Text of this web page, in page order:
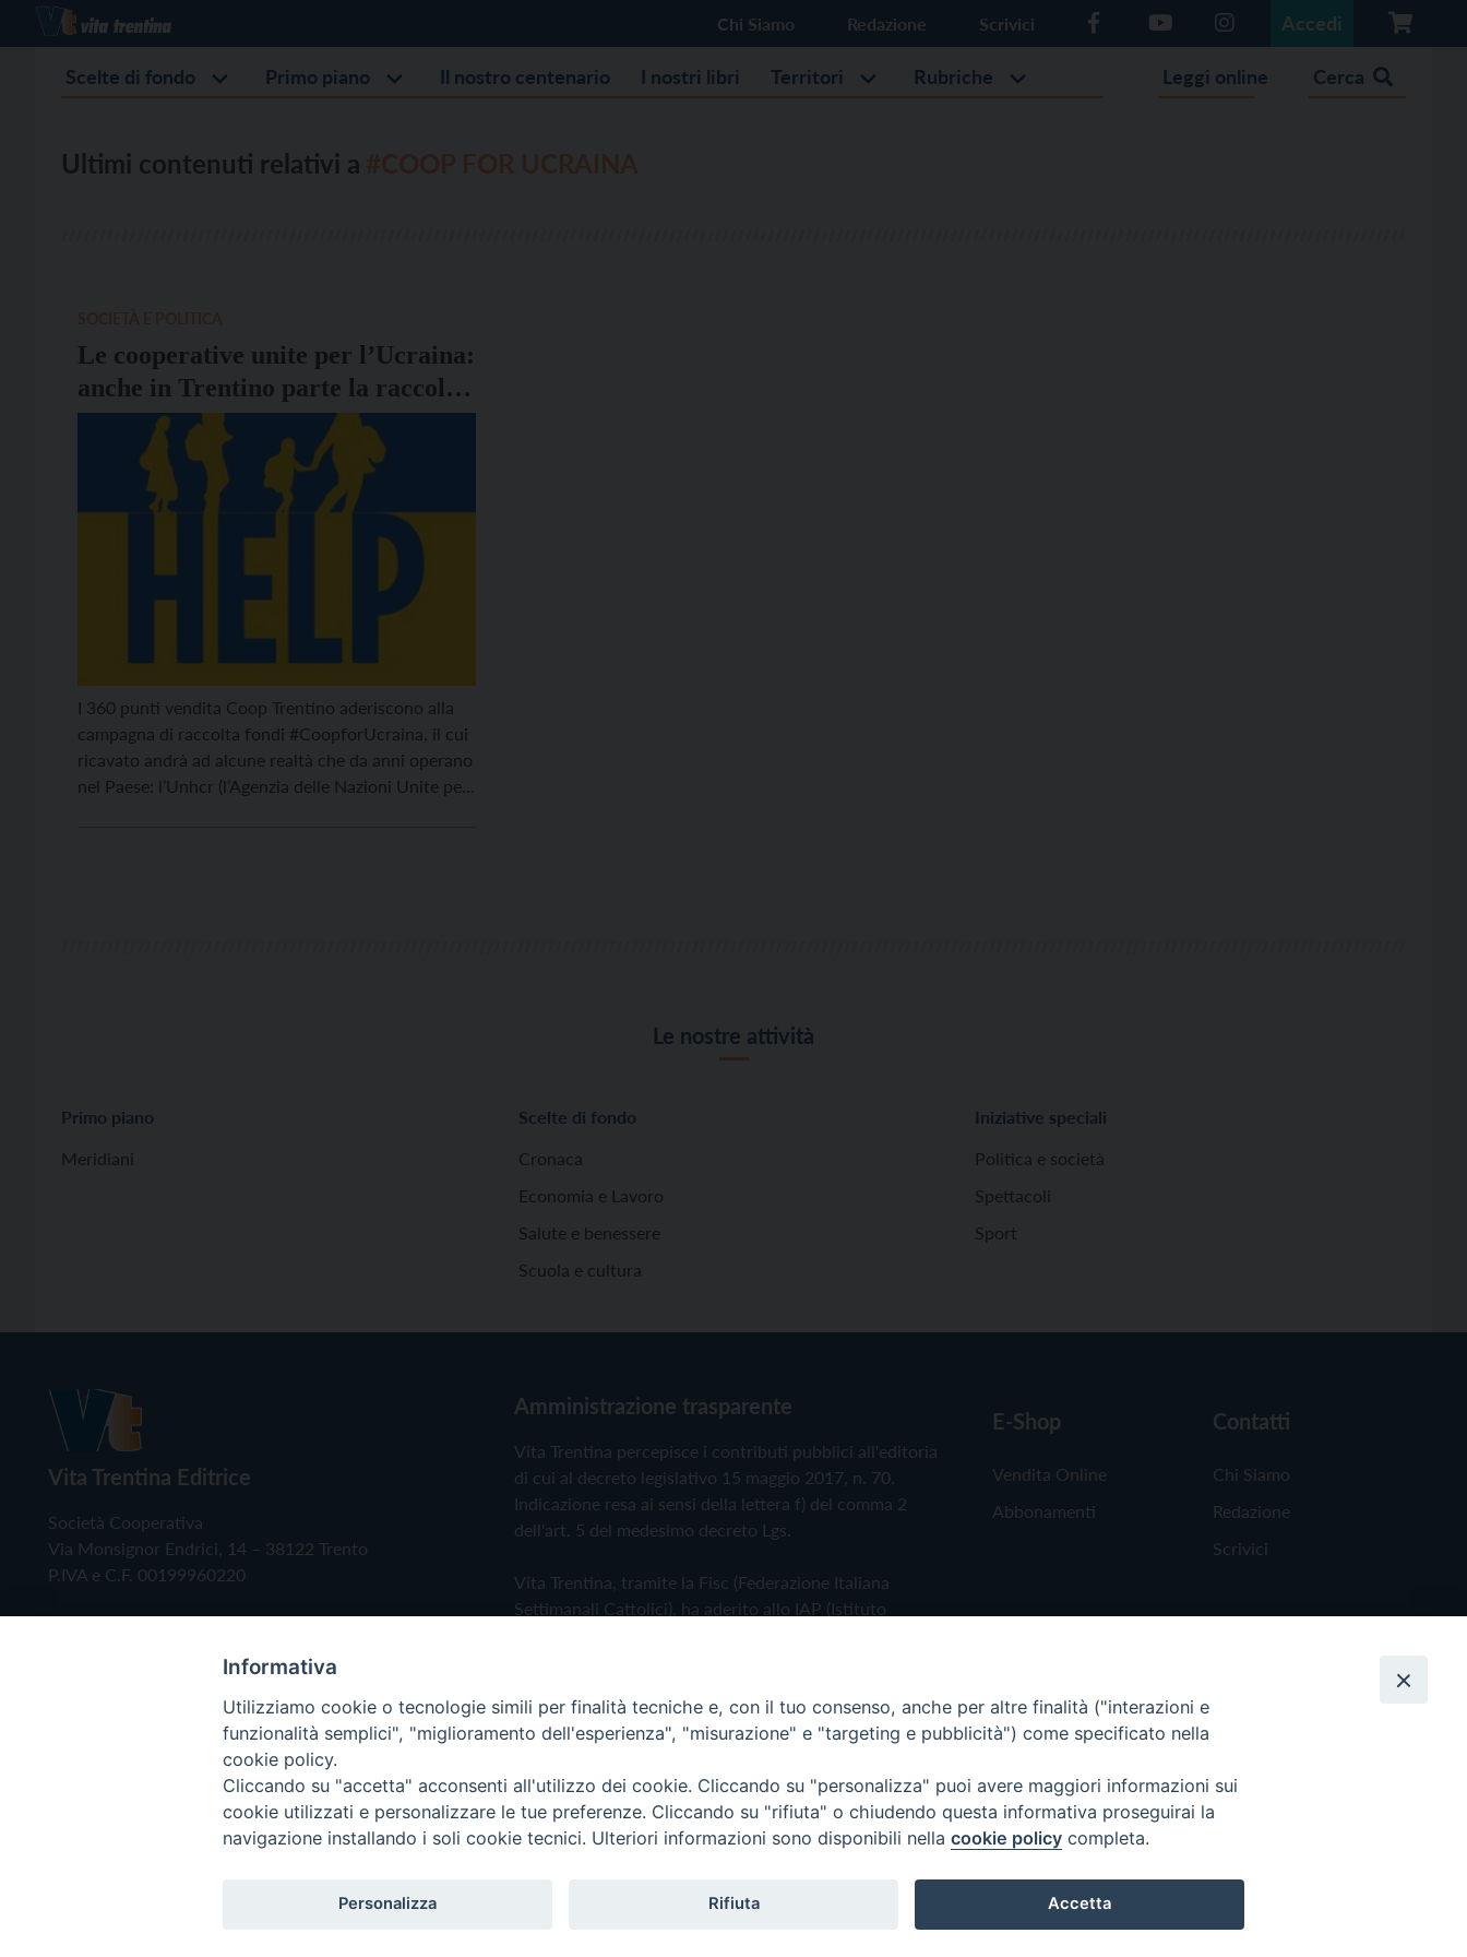
Chi Siamo Redazione Scrivici Accedi
Scelte di fondo Primo piano Il nostro centenario I nostri libri Territori Rubriche Leggi online Cerca
Ultimi contenuti relativi a
Le cooperative unite per l’Ucraina:
anche in Trentino parte la raccolta
fondi #CoopforUcraina
I 360 punti vendita Coop Trentino aderiscono alla
campagna di raccolta fondi #CoopforUcraina, il cui
ricavato andrà ad alcune realtà che da anni operano
nel Paese: l’Unhcr (l’Agenzia delle Nazioni Unite per
Le nostre attività
Primo piano
Meridiani
Scelte di fondo
Cronaca
Economia e Lavoro
Salute e benessere
Scuola e cultura
Iniziative speciali
Politica e società
Spettacoli
Sport
Vita Trentina Editrice
Società Cooperativa
Via Monsignor Endrici, 14 – 38122 Trento
P.IVA e C.F. 00199960220
Amministrazione trasparente
Vita Trentina percepisce i contributi pubblici all'editoria
di cui al decreto legislativo 15 maggio 2017, n. 70.
Indicazione resa ai sensi della lettera f) del comma 2
dell'art. 5 del medesimo decreto Lgs.
Vita Trentina, tramite la Fisc (Federazione Italiana
Settimanali Cattolici), ha aderito allo IAP (Istituto
Privacy Policy Cookie Policy
E-Shop
Vendita Online
Abbonamenti
Contatti
Chi Siamo
Redazione
Scrivici
Copyright © 2019 - Tutti i diritti riservati - Vita Trentina Editrice
Informativa
Utilizziamo cookie o tecnologie simili per finalità tecniche e, con il tuo consenso, anche per altre finalità ("interazioni e
funzionalità semplici", "miglioramento dell'esperienza", "misurazione" e "targeting e pubblicità") come specificato nella
cookie policy.
Cliccando su "accetta" acconsenti all'utilizzo dei cookie. Cliccando su "personalizza" puoi avere maggiori informazioni sui
cookie utilizzati e personalizzare le tue preferenze. Cliccando su "rifiuta" o chiudendo questa informativa proseguirai la
navigazione installando i soli cookie tecnici. Ulteriori informazioni sono disponibili nella cookie policy completa.
Personalizza Rifiuta Accetta